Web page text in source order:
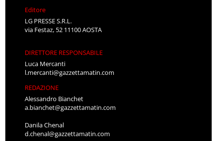
Editore
LG PRESSE S.R.L.
via Festaz, 52 11100 AOSTA
DIRETTORE RESPONSABILE
Luca Mercanti
l.mercanti@gazzettamatin.com
REDAZIONE
Alessandro Bianchet
a.bianchet@gazzettamatin.com
Danila Chenal
d.chenal@gazzettamatin.com